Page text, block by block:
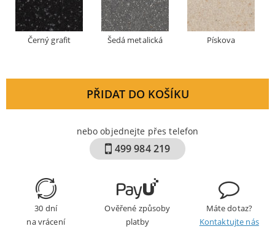
Černý grafit Šedá metalická Pískova
PŘIDAT DO KOŠÍKU
nebo objednejte přes telefon
499 984 219
30 dní
na vrácení
Ověřené způsoby
platby
Máte dotaz?
Kontaktujte nás